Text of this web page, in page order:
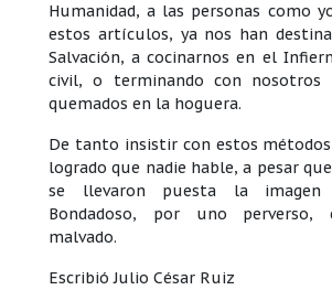
Humanidad, a las personas como
estos artículos, ya nos han
Salvación, a cocinarnos en el
civil, o terminando con nosotros
quemados en la hoguera.
De tanto insistir con estos
logrado que nadie hable, a pesar
se llevaron puesta la
Bondadoso, por uno perverso,
malvado.
Escribió Julio César Ruiz